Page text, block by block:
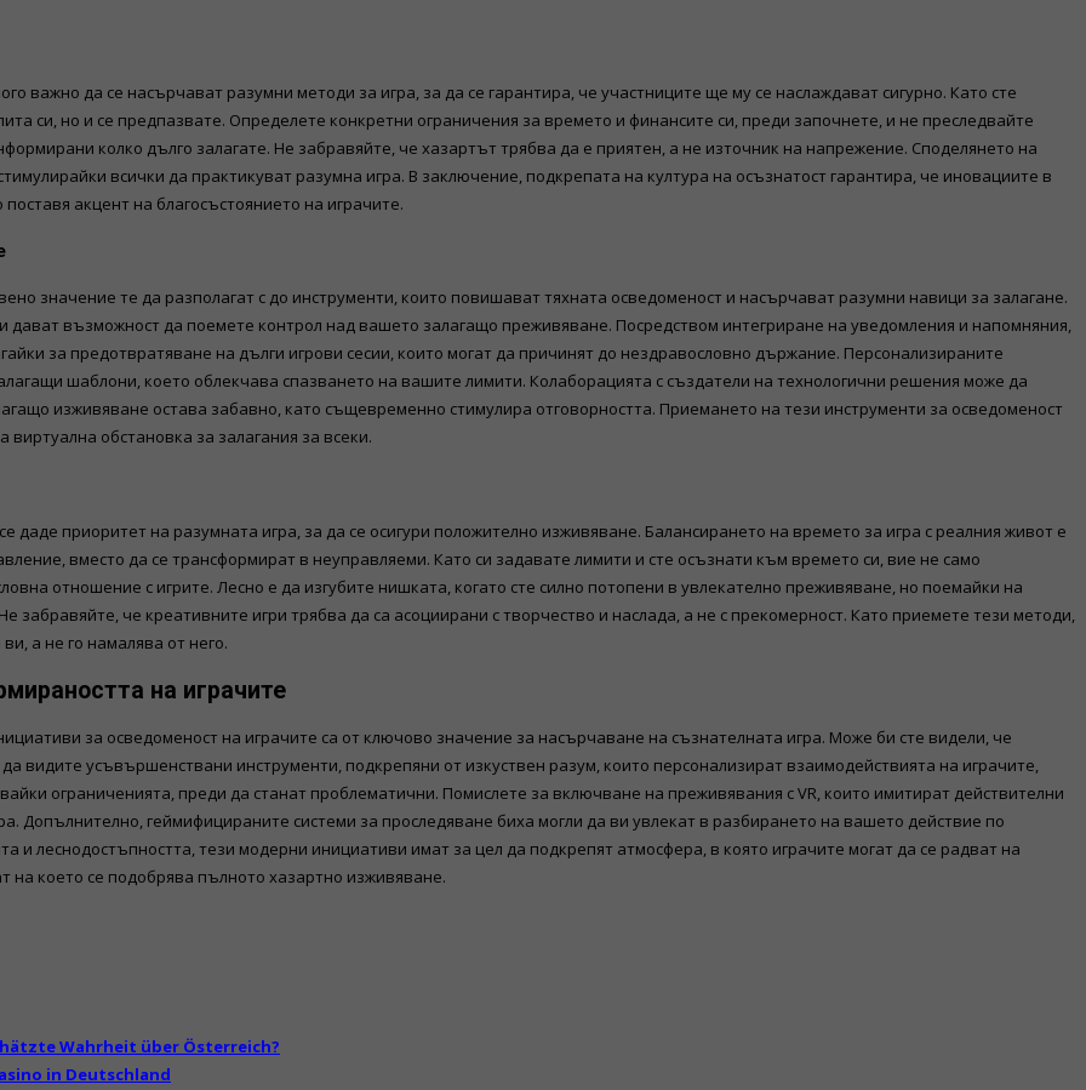
да се насърчават разумни методи за игра, за да се гарантира, че участниците ще му се наслаждават сигурно. Като сте
си, но и се предпазвате. Определете конкретни ограничения за времето и финансите си, преди започнете, и не преследвайте
колко дълго залагате. Не забравяйте, че хазартът трябва да е приятен, а не източник на напрежение. Споделянето на
всички да практикуват разумна игра. В заключение, подкрепата на култура на осъзнатост гарантира, че иновациите в
акцент на благосъстоянието на играчите.
значение те да разполагат с до инструменти, които повишават тяхната осведоменост и насърчават разумни навици за залагане.
дават възможност да поемете контрол над вашето залагащо преживяване. Посредством интегриране на уведомления и напомняния,
за предотвратяване на дълги игрови сесии, които могат да причинят до нездравословно държание. Персонализираните
шаблони, което облекчава спазването на вашите лимити. Колаборацията с създатели на технологични решения може да
изживяване остава забавно, като същевременно стимулира отговорността. Приемането на тези инструменти за осведоменост
обстановка за залагания за всеки.
приоритет на разумната игра, за да се осигури положително изживяване. Балансирането на времето за игра с реалния живот е
вместо да се трансформират в неуправляеми. Като си задавате лимити и сте осъзнати към времето си, вие не само
отношение с игрите. Лесно е да изгубите нишката, когато сте силно потопени в увлекателно преживяване, но поемайки на
че креативните игри трябва да са асоциирани с творчество и наслада, а не с прекомерност. Като приемете тези методи,
а не го намалява от него.
на играчите
за осведоменост на играчите са от ключово значение за насърчаване на съзнателната игра. Може би сте видели, че
видите усъвършенствани инструменти, подкрепяни от изкуствен разум, които персонализират взаимодействията на играчите,
ограниченията, преди да станат проблематични. Помислете за включване на преживявания с VR, които имитират действителни
Допълнително, геймифицираните системи за проследяване биха могли да ви увлекат в разбирането на вашето действие по
и леснодостъпността, тези модерни инициативи имат за цел да подкрепят атмосфера, в която играчите могат да се радват на
на което се подобрява пълното хазартно изживяване.
Wahrheit über Österreich?
in Deutschland